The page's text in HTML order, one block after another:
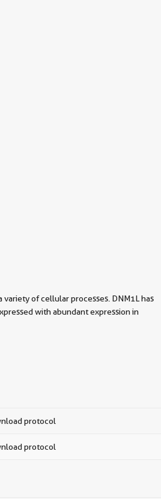
of cellular processes. DNM1L has
with abundant expression in
protocol
protocol